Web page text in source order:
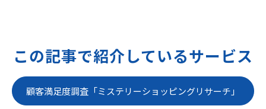
この記事で紹介しているサービス
顧客満足度調査「ミステリーショッピングリサーチ」